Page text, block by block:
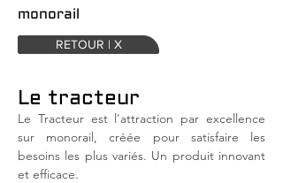
monorail
RETOUR | X
Le tracteur
Le Tracteur est l'attraction par excellence
sur monorail, créée pour satisfaire les
besoins les plus variés. Un produit innovant
et efficace.